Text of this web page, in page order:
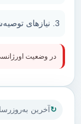
آخرین به‌روزرسانی: ۳۰
نیازهای
در وضعیت